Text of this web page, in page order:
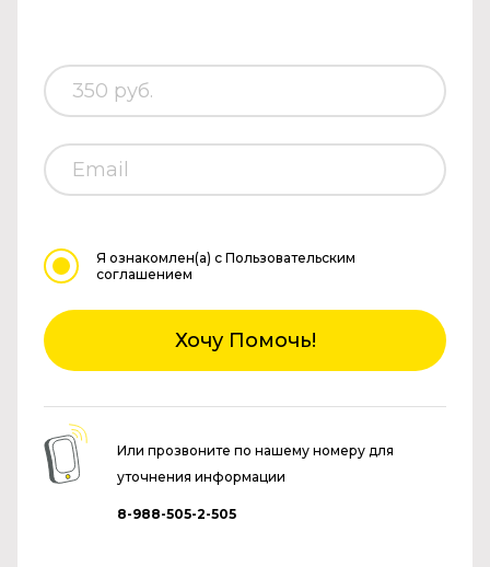
Я ознакомлен(а) с Пользовательским
соглашением
Хочу Помочь!
Или прозвоните по нашему номеру для
уточнения информации
8-988-505-2-505